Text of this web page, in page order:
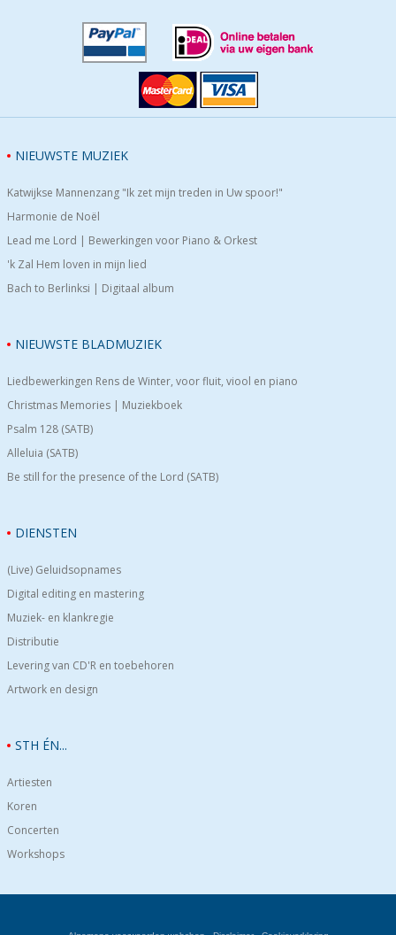
NIEUWSTE MUZIEK
Katwijkse Mannenzang "Ik zet mijn treden in Uw spoor!"
Harmonie de Noël
Lead me Lord | Bewerkingen voor Piano & Orkest
'k Zal Hem loven in mijn lied
Bach to Berlinksi | Digitaal album
NIEUWSTE BLADMUZIEK
Liedbewerkingen Rens de Winter, voor fluit, viool en piano
Christmas Memories | Muziekboek
Psalm 128 (SATB)
Alleluia (SATB)
Be still for the presence of the Lord (SATB)
DIENSTEN
(Live) Geluidsopnames
Digital editing en mastering
Muziek- en klankregie
Distributie
Levering van CD'R en toebehoren
Artwork en design
STH ÉN...
Artiesten
Koren
Concerten
Workshops